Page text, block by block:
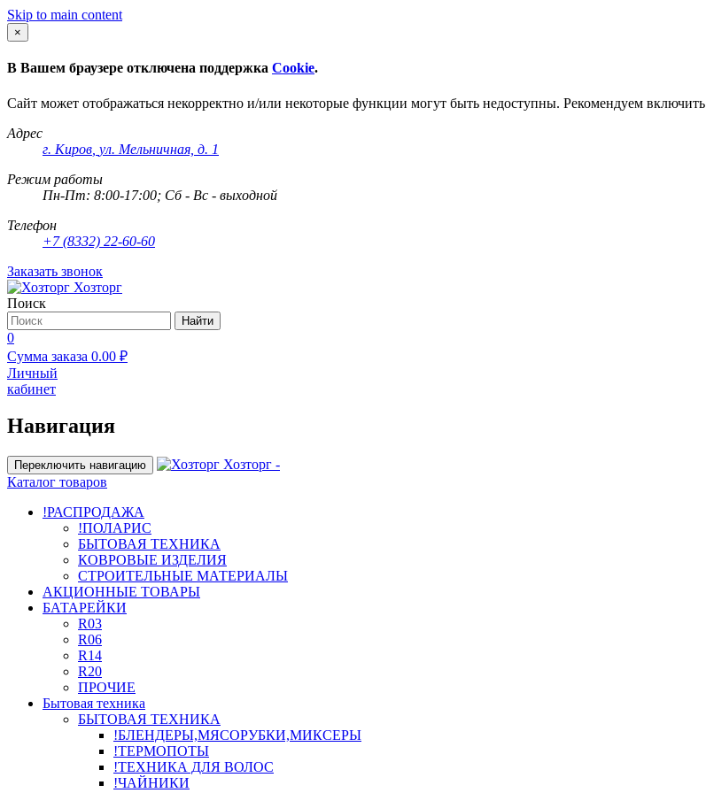
Skip to main content
×
В Вашем браузере отключена поддержка Cookie.
Сайт может отображаться некорректно и/или некоторые функции могут быть недоступны. Рекомендуем включить
Адрес
г. Киров ул. Мельничная, д. 1
Режим работы
Пн-Пт: 8:00-17:00; Сб - Вс - выходной
Телефон
+7 (8332) 22-60-60
Заказать звонок
Хозторг
Поиск
Найти
0
Сумма заказа 0.00 ₽
Личный
кабинет
Навигация
Переключить навигацию
Хозторг -
Каталог товаров
!РАСПРОДАЖА
!ПОЛАРИС
БЫТОВАЯ ТЕХНИКА
КОВРОВЫЕ ИЗДЕЛИЯ
СТРОИТЕЛЬНЫЕ МАТЕРИАЛЫ
АКЦИОННЫЕ ТОВАРЫ
БАТАРЕЙКИ
R03
R06
R14
R20
ПРОЧИЕ
Бытовая техника
БЫТОВАЯ ТЕХНИКА
!БЛЕНДЕРЫ,МЯСОРУБКИ,МИКСЕРЫ
!ТЕРМОПОТЫ
!ТЕХНИКА ДЛЯ ВОЛОС
!ЧАЙНИКИ